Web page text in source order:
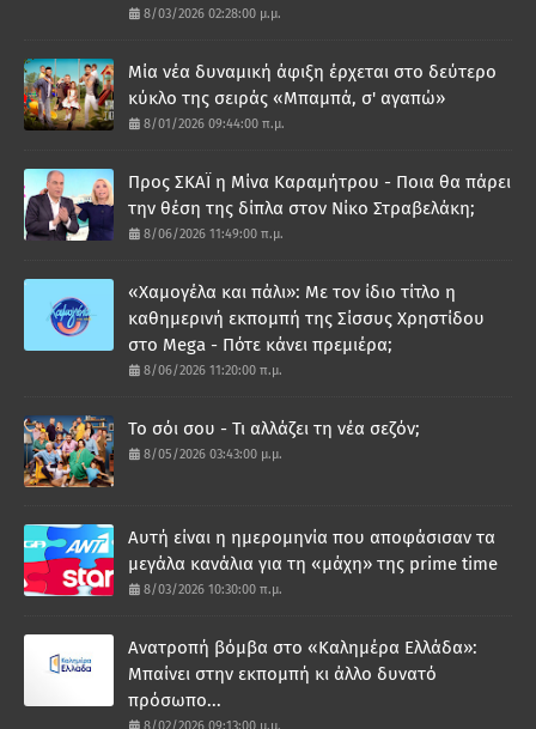
8/03/2026 02:28:00 μ.μ.
Μία νέα δυναμική άφιξη έρχεται στο δεύτερο
κύκλο της σειράς «Μπαμπά, σ' αγαπώ»
8/01/2026 09:44:00 π.μ.
Προς ΣΚΑΪ η Μίνα Καραμήτρου - Ποια θα πάρει
την θέση της δίπλα στον Νίκο Στραβελάκη;
8/06/2026 11:49:00 π.μ.
«Χαμογέλα και πάλι»: Με τον ίδιο τίτλο η
καθημερινή εκπομπή της Σίσσυς Χρηστίδου
στο Mega - Πότε κάνει πρεμιέρα;
8/06/2026 11:20:00 π.μ.
Το σόι σου - Τι αλλάζει τη νέα σεζόν;
8/05/2026 03:43:00 μ.μ.
Αυτή είναι η ημερομηνία που αποφάσισαν τα
μεγάλα κανάλια για τη «μάχη» της prime time
8/03/2026 10:30:00 π.μ.
Ανατροπή βόμβα στο «Καλημέρα Ελλάδα»:
Μπαίνει στην εκπομπή κι άλλο δυνατό
πρόσωπο...
8/02/2026 09:13:00 μ.μ.